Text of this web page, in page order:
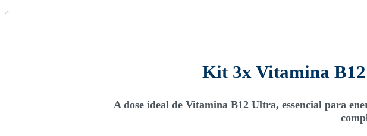
Kit 3x Vitamina
A dose ideal de Vitamina B12 Ultra, essencial para